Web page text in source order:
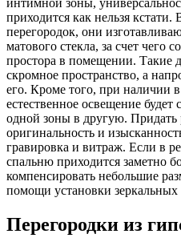
приходится как нельзя кстати.
перегородок, они
матового стекла, за счет чего
простора в помещении. Такие
скромное пространство, а
его. Кроме того, при наличии
естественное освещение будет
одной зоны в другую.
оригинальность и
гравировка и витраж. Если в
спальню приходится заметно
компенсировать небольшие
помощи установки
Перегородки из